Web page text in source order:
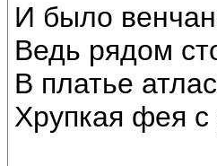
И было
Ведь рядом
В платье
Хрупкая фея